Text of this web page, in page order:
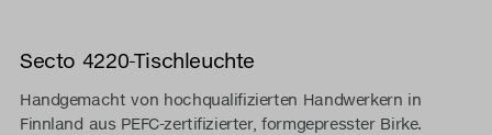
Secto 4220-Tischleuchte
Handgemacht von hochqualifizierten Handwerkern in
Finnland aus PEFC-zertifizierter, formgepresster Birke.